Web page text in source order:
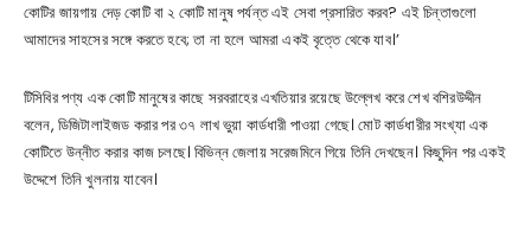
কোটির জায়গায় দেড় কোটি বা ২ কোটি মানুষ পর্যন্ত এই সেবা প্রসারিত করব? এই চিন্তাগুলো
আমাদের সাহসের সঙ্গে করতে হবে; তা না হলে আমরা একই বৃত্তে থেকে যাব।’
টিসিবির পণ্য এক কোটি মানুষের কাছে সরবরাহের এখতিয়ার রয়েছে উল্লেখ করে শেখ বশিরউদ্দীন
বলেন, ডিজিটালাইজড করার পর ৩৭ লাখ ভুয়া কার্ডধারী পাওয়া গেছে। মোট কার্ডধারীর সংখ্যা এক
কোটিতে উন্নীত করার কাজ চলছে। বিভিন্ন জেলায় সরেজমিনে গিয়ে তিনি দেখছেন। কিছুদিন পর একই
উদ্দেশে তিনি খুলনায় যাবেন।